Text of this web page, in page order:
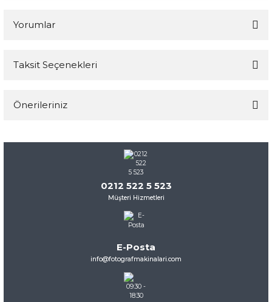
Yorumlar
Taksit Seçenekleri
Önerileriniz
konularda yetersiz gördüğünüz noktaları öneri formunu
kullanarak tarafımıza iletebilirsiniz.
Görüş ve önerileriniz için teşekkür ederiz.
Ürün resmi kalitesiz, bozuk veya görüntülenemiyor.
Ürün açıklamasında eksik bilgiler bulunuyor.
Ürün fiyatı diğer sitelerden daha pahalı.
0212 522 5 523
Müşteri Hizmetleri
E-Posta
info@fotografmakinalari.com